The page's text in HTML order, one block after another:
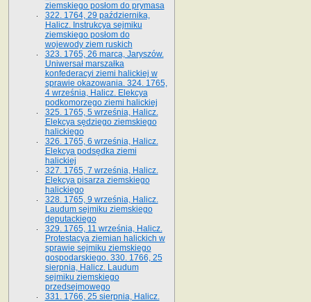
ziemskiego posłom do prymasa
322. 1764, 29 października,
Halicz. Instrukcya sejmiku
ziemskiego posłom do
wojewody ziem ruskich
323. 1765, 26 marca, Jaryszów.
Uniwersał marszałka
konfederacyi ziemi halickiej w
sprawie okazowania. 324. 1765,
4 września, Halicz. Elekcya
podkomorzego ziemi halickiej
325. 1765, 5 września, Halicz.
Elekcya sędziego ziemskiego
halickiego
326. 1765, 6 września, Halicz.
Elekcya podsędka ziemi
halickiej
327. 1765, 7 września, Halicz.
Elekcya pisarza ziemskiego
halickiego
328. 1765, 9 września, Halicz.
Laudum sejmiku ziemskiego
deputackiego
329. 1765, 11 września, Halicz.
Protestacya ziemian halickich w
sprawie sejmiku ziemskiego
gospodarskiego. 330. 1766, 25
sierpnia, Halicz. Laudum
sejmiku ziemskiego
przedsejmowego
331. 1766, 25 sierpnia, Halicz.